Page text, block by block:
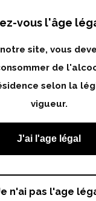
ALAIN
DE LA
MORE
vous l'âge
site, vous
de
selon la
vigueur.
J'ai l'age légal
n'ai pas l'age